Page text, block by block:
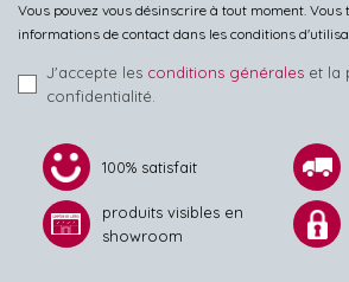
Vous pouvez vous désinscrire à tout moment. Vous
informations de contact dans les conditions
J'accepte les conditions générales et la
confidentialité.
100% satisfait
produits visibles en
showroom